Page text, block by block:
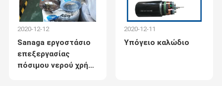
2020-12-12
Sanaga εργοστάσιο
επεξεργασίας
πόσιμου νερού χρήση
2020-12-11
Υπόγειο καλώδιο